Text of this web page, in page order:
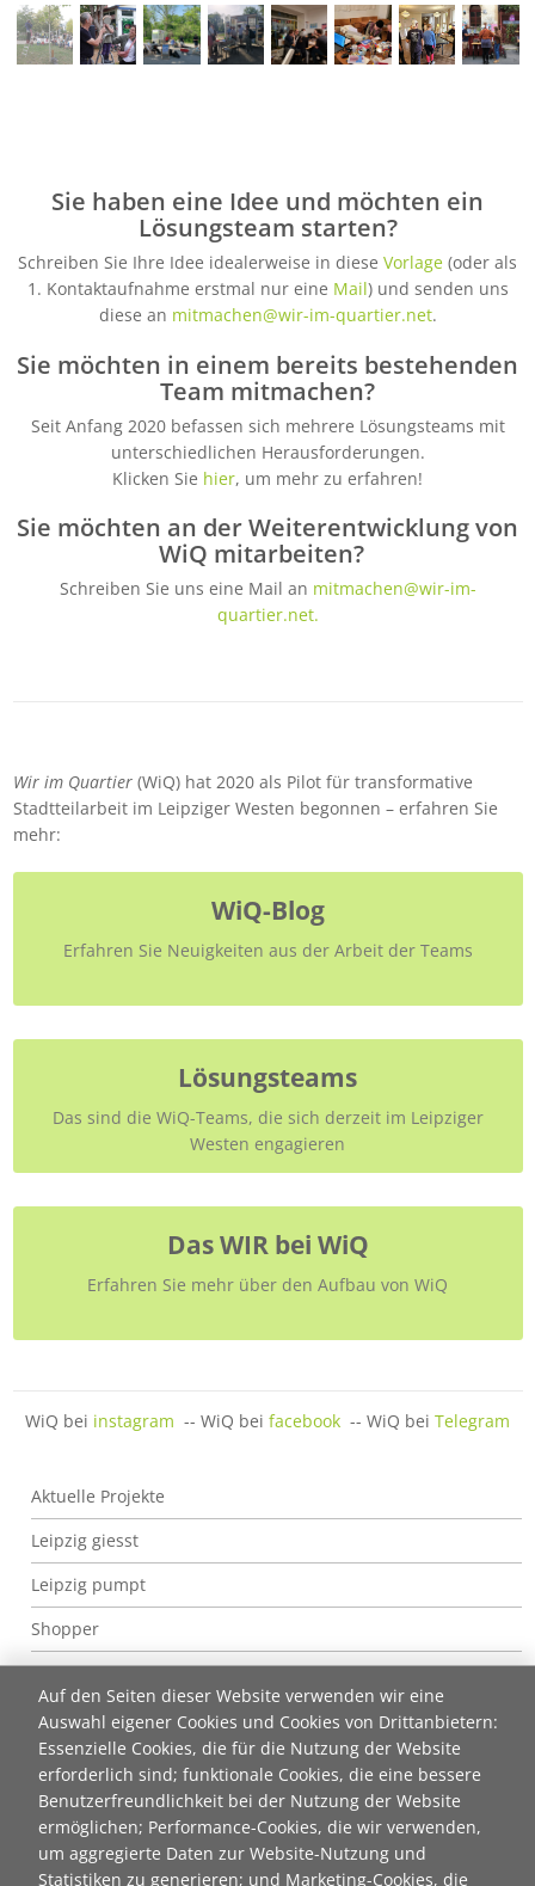
Auf den Seiten dieser Website verwenden wir eine
Auswahl eigener Cookies und Cookies von Drittanbietern:
Essenzielle Cookies, die für die Nutzung der Website
erforderlich sind; funktionale Cookies, die eine bessere
Benutzerfreundlichkeit bei der Nutzung der Website
ermöglichen; Performance-Cookies, die wir verwenden,
um aggregierte Daten zur Website-Nutzung und
Statistiken zu generieren; und Marketing-Cookies, die
Sie haben eine Idee und möchten ein
Lösungsteam starten?
Schreiben Sie Ihre Idee idealerweise in diese Vorlage (oder als
1. Kontaktaufnahme erstmal nur eine Mail) und senden uns
diese an mitmachen@wir-im-quartier.net.
Sie möchten in einem bereits bestehenden
Team mitmachen?
Seit Anfang 2020 befassen sich mehrere Lösungsteams mit
unterschiedlichen Herausforderungen.
Klicken Sie hier, um mehr zu erfahren!
Sie möchten an der Weiterentwicklung von
WiQ mitarbeiten?
Schreiben Sie uns eine Mail an mitmachen@wir-im-
quartier.net.
Wir im Quartier(WiQ) hat 2020 als Pilot für transformative
Stadtteilarbeit im Leipziger Westen begonnen – erfahren Sie
mehr:
WiQ-Blog
Erfahren Sie Neuigkeiten aus der Arbeit der Teams
Lösungsteams
Das sind die WiQ-Teams, die sich derzeit im Leipziger
Westen engagieren
Das WIR bei WiQ
Erfahren Sie mehr über den Aufbau von WiQ
WiQ bei instagram -- WiQ bei facebook -- WiQ bei Telegram
Wir im Quartier (WiQ)
Aktuelle Projekte
Leipzig giesst
Leipzig pumpt
Shopper
depot.social
Bürgerbahnhof Plagwitz
Wir im Quartier (WiQ)
Wir bei WiQ
Beratungsangebot Koproduktion
Mitmachen